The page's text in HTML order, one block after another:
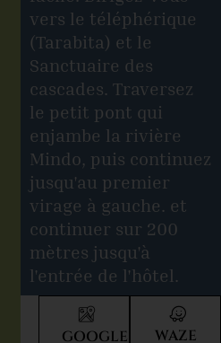
vers le téléphérique
(Tarabita) et le
Sanctuaire des
cascades. Traversez
le petit pont qui
enjambe la rivière
Mindo, puis continuez
jusqu'au premier
virage à gauche. et
continuer sur 200
mètres jusqu'à
l'entrée de l'hôtel.
GOOGLE
WAZE